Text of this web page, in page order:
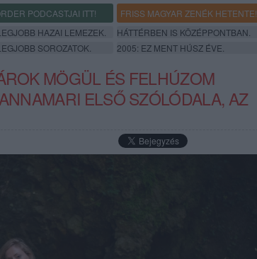
PODCASTJAI ITT!
FRISS MAGYAR ZENÉK HETENTE!
HAZAI LEMEZEK.
HÁTTÉRBEN IS KÖZÉPPONTBAN.
SOROZATOK. 2005: EZ MENT HÚSZ ÉVE.
MÖGÜL ÉS FELHÚZOM
ELSŐ SZÓLÓDALA, AZ